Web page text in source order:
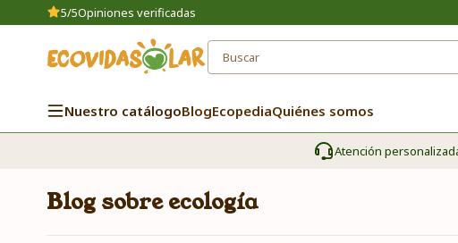
5/5Opiniones verificadas
Nuestro catálogoBlogEcopediaQuiénes somos
Atención
Blog sobre ecología